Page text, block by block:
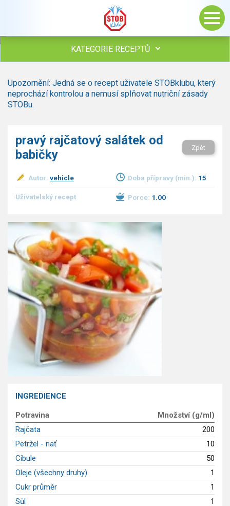
KATEGORIE RECEPTŮ
Polévky
Studená kuchyně
Bezmasé a zeleninové
Saláty
Dezerty
Nápoje
Dětské recepty
GLP-1 recepty
Upozornění: Jedná se o recept uživatele STOBklubu, který
neprochází kontrolou a nemusí splňovat nutriční zásady
STOBu.
pravý rajčatový salátek od
babičky
Zpět
Autor: vehicle Doba přípravy (min.): 15
Uživatelský recept Porce: 1.00
INGREDIENCE
Potravina
Množství (g/ml)
Rajčata
200
Petržel - nať
10
Cibule
50
Oleje (všechny druhy)
1
Cukr průměr
1
Sůl
1